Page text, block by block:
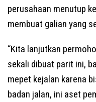
perusahaan menutup
membuat galian yang
“Kita lanjutkan
sekali dibuat parit ini,
mepet kejalan karena
badan jalan, ini aset